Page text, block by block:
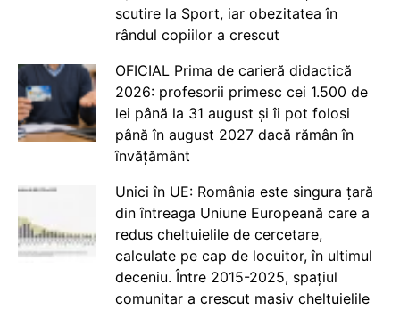
scutire la Sport, iar obezitatea în
rândul copiilor a crescut
OFICIAL Prima de carieră didactică
2026: profesorii primesc cei 1.500 de
lei până la 31 august și îi pot folosi
până în august 2027 dacă rămân în
învățământ
Unici în UE: România este singura țară
din întreaga Uniune Europeană care a
redus cheltuielile de cercetare,
calculate pe cap de locuitor, în ultimul
deceniu. Între 2015-2025, spațiul
comunitar a crescut masiv cheltuielile